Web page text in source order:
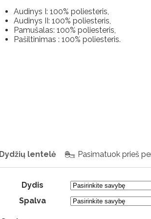
Audinys I: 100% poliesteris,
Audinys II: 100% poliesteris,
Pamušalas: 100% poliesteris,
Pašiltinimas : 100% poliesteris.
Dydžių lentelė Pasimatuok prieš
Dydis
Spalva